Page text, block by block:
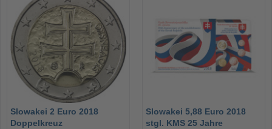
Slowakei 2 Euro 2018
Doppelkreuz
Slowakei 5,88 Euro 2018
stgl. KMS 25 Jahre